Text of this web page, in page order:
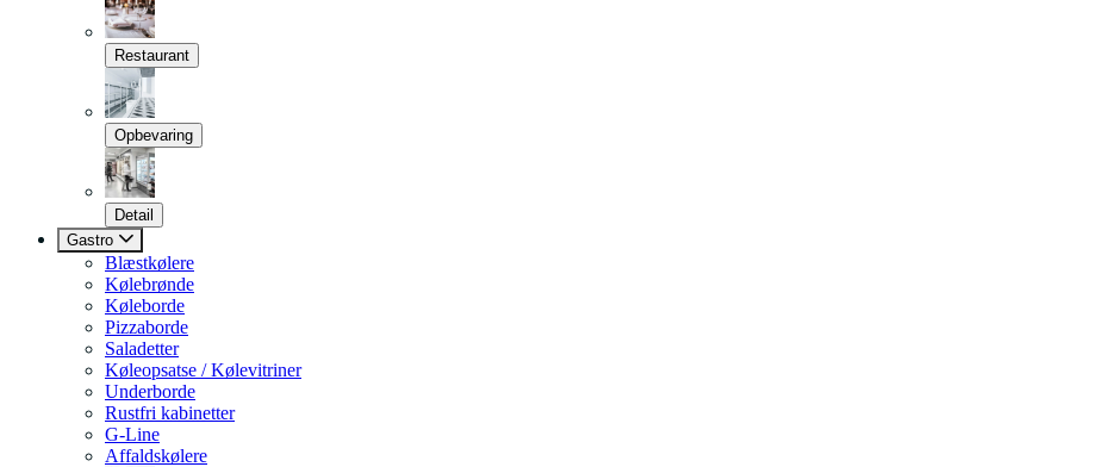
Restaurant
Opbevaring
Detail
Gastro
Blæstkølere
Kølebrønde
Køleborde
Pizzaborde
Saladetter
Køleopsatse / Kølevitriner
Underborde
Rustfri kabinetter
G-Line
Affaldskølere